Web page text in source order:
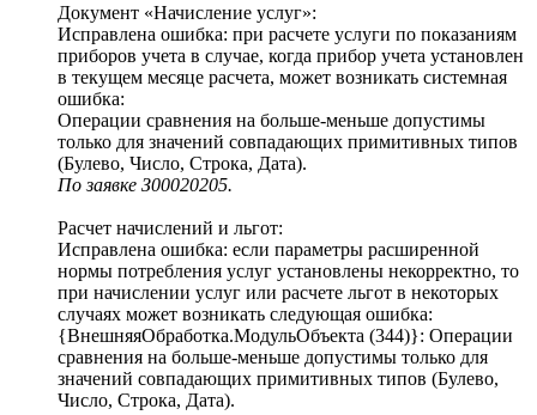
Документ «Начисление услуг»:
Исправлена ошибка: при расчете услуги по показаниям
приборов учета в случае, когда прибор учета установлен
в текущем месяце расчета, может возникать системная
ошибка:
Операции сравнения на больше-меньше допустимы
только для значений совпадающих примитивных типов
(Булево, Число, Строка, Дата).
По заявке З00020205.
Расчет начислений и льгот:
Исправлена ошибка: если параметры расширенной
нормы потребления услуг установлены некорректно, то
при начислении услуг или расчете льгот в некоторых
случаях может возникать следующая ошибка:
{ВнешняяОбработка.МодульОбъекта (344)}: Операции
сравнения на больше-меньше допустимы только для
значений совпадающих примитивных типов (Булево,
Число, Строка, Дата).